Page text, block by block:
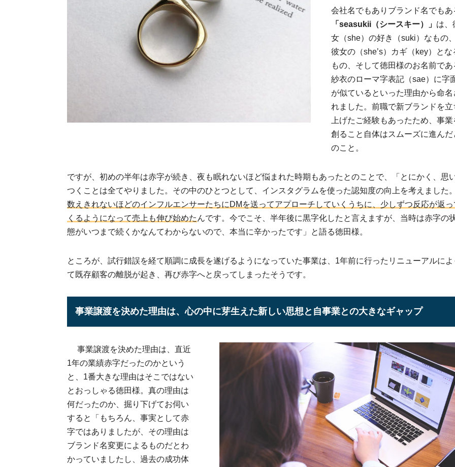
会社名でもありブランド名でもあ
「seasukii（シースキー）」 は、
女（she）の好き（suki）なもの、
彼女の（she’s）カギ（key）とな
もの、そして徳田様のお名前であ
紗衣のローマ字表記（sae）に字
が似ているといった理由から命名
れました。前職で新ブランドを立
上げたご経験もあったため、事業
創ること自体はスムーズに進んだ
のこと。
ですが、初めの半年は赤字が続き、夜も眠れないほど悩まれた時期もあったとのことで、「とにかく、思
つくことは全てやりました。その中のひとつとして、インスタグラムを使った認知度の向上を考えました。
数えきれないほどのインフルエンサーたちにDMを送ってアプローチしていくうちに、少しずつ反応が返っ
くるようになって売上も伸び始めた んです。今でこそ、半年後に黒字化したと言えますが、当時は赤字の
態がいつまで続くかなんてわからないので、本当に辛かったです」と語る徳田様。
ところが、試行錯誤を経て順調に成長を遂げるようになっていた事業は、1年前に行ったリニューアルによ
て既存顧客の離脱が起き、再び赤字へと戻ってしまったそうです。
事業譲渡を決めた理由は、心の中に芽生えた新しい思想と自事業との大きなギャップ
事業譲渡を決めた理由は、直近
1年の業績赤字だったのかという
と、1番大きな理由はそこではない
とおっしゃる徳田様。真の理由は
何だったのか、掘り下げてお伺い
すると「もちろん、事実として赤
字ではありましたが、その理由は
ブランド名変更によるものだとわ
かっていましたし、過去の成功体